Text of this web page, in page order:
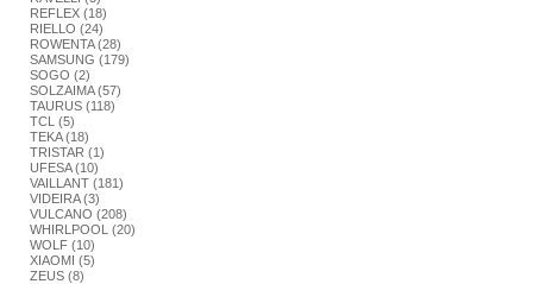
REFLEX (18)
RIELLO (24)
ROWENTA (28)
SAMSUNG (179)
SOGO (2)
SOLZAIMA (57)
TAURUS (118)
TCL (5)
TEKA (18)
TRISTAR (1)
UFESA (10)
VAILLANT (181)
VIDEIRA (3)
VULCANO (208)
WHIRLPOOL (20)
WOLF (10)
XIAOMI (5)
ZEUS (8)